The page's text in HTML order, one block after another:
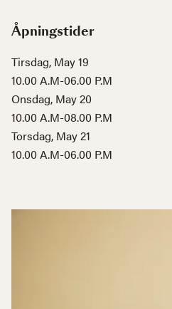
Åpningstider
Tirsdag, May 19
10.00 A.M-06.00 P.M
Onsdag, May 20
10.00 A.M-08.00 P.M
Torsdag, May 21
10.00 A.M-06.00 P.M